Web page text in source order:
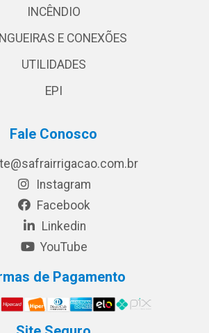
INCÊNDIO
E CONEXÕES
UTILIDADES
EPI
Fale Conosco
Instagram
Facebook
Linkedin
YouTube
de Pagamento